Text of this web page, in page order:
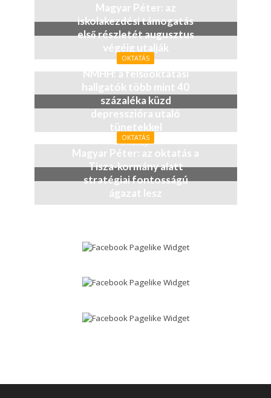
Magyar Péter: az
iskolakezdési támogatás
első részletét augusztus
végéig utalják
1 hónap
OKTATÁS
NMHH: a felsőoktatási
hallgatók több mint 40
százaléka küzd
depresszióra utaló
tünetekkel
3 hónap
OKTATÁS
Magyar Péter: az oktatás a
Tisza-kormány alatt
stratégiai fontosságú
ágazat lesz